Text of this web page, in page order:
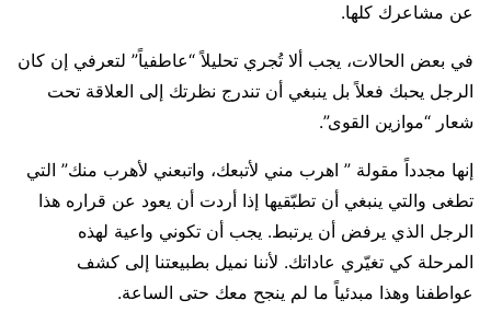
عن مشاعرك كلها.
في بعض الحالات، يجب ألا تُجري تحليلاً “عاطفياً” لتعرفي إن كان
الرجل يحبك فعلاً بل ينبغي أن تندرج نظرتك إلى العلاقة تحت
شعار “موازين القوى”.
إنها مجدداً مقولة ” اهرب مني لأتبعك، واتبعني لأهرب منك” التي
تطغى والتي ينبغي أن تطبّقيها إذا أردت أن يعود عن قراره هذا
الرجل الذي يرفض أن يرتبط. يجب أن تكوني واعية لهذه
المرحلة كي تغيّري عاداتك. لأننا نميل بطبيعتنا إلى كشف
عواطفنا وهذا مبدئياً ما لم ينجح معك حتى الساعة.